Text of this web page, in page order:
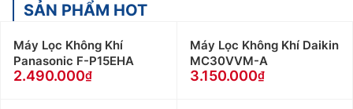
SẢN PHẨM HOT
Máy Lọc Không Khí
Panasonic F-P15EHA
2.490.000
Máy Lọc Không Khí Daikin
MC30VVM-A
3.150.000